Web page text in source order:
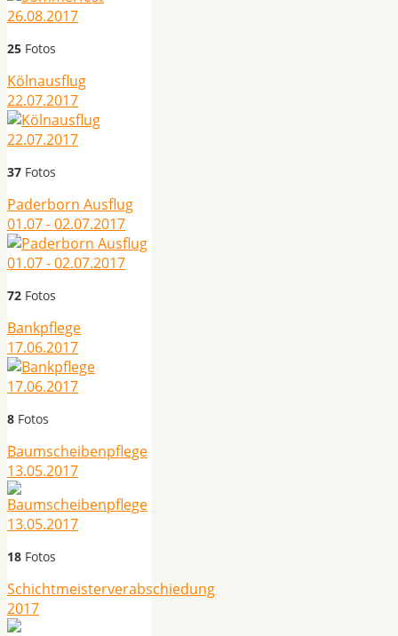
25 Fotos
Kölnausflug
22.07.2017
37 Fotos
Paderborn Ausflug
01.07 - 02.07.2017
72 Fotos
Bankpflege
17.06.2017
8 Fotos
Baumscheibenpflege
13.05.2017
18 Fotos
Schichtmeisterverabschiedung
2017